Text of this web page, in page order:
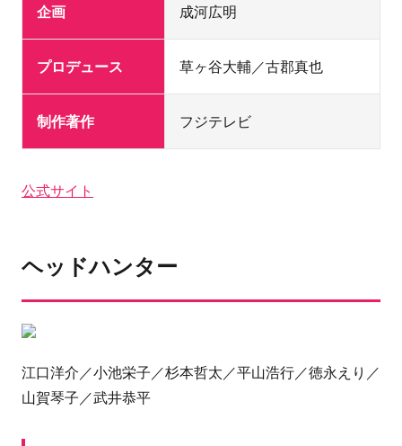
企画 成河広明
プロデュース 草ヶ谷大輔／古郡真也
制作著作 フジテレビ
公式サイト
ヘッドハンター
江口洋介／小池栄子／杉本哲太／平山浩行／徳永えり／
山賀琴子／武井恭平